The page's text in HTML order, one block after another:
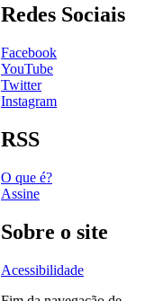
Redes Sociais
Facebook
YouTube
Twitter
Instagram
RSS
O que é?
Assine
Sobre o site
Acessibilidade